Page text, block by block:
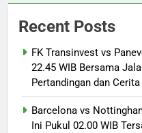
Recent Posts
FK Transinvest vs
22.45 WIB Bersama
Pertandingan dan
Barcelona vs
Ini Pukul 02.00 WIB